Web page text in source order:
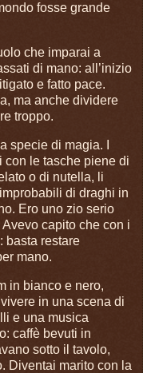
fosse grande
che imparai a
di mano: all’inizio
e fatto pace.
ma anche dividere
troppo.
specie di magia. I
le tasche piene di
o di nutella, li
di draghi in
Ero uno zio serio
capito che con i
basta restare
mano.
in bianco e nero,
in una scena di
e una musica
caffè bevuti in
sotto il tavolo,
Diventai marito con la